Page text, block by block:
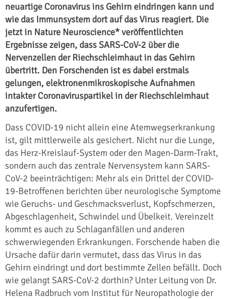
neuartige Coronavirus ins Gehirn eindringen kann und
wie das Immunsystem dort auf das Virus reagiert. Die
jetzt in Nature Neuroscience* veröffentlichten
Ergebnisse zeigen, dass SARS-CoV-2 über die
Nervenzellen der Riechschleimhaut in das Gehirn
übertritt. Den Forschenden ist es dabei erstmals
gelungen, elektronenmikroskopische Aufnahmen
intakter Coronaviruspartikel in der Riechschleimhaut
anzufertigen.
Dass COVID-19 nicht allein eine Atemwegserkrankung
ist, gilt mittlerweile als gesichert. Nicht nur die Lunge,
das Herz-Kreislauf-System oder den Magen-Darm-Trakt,
sondern auch das zentrale Nervensystem kann SARS-
CoV-2 beeinträchtigen: Mehr als ein Drittel der COVID-
19-Betroffenen berichten über neurologische Symptome
wie Geruchs- und Geschmacksverlust, Kopfschmerzen,
Abgeschlagenheit, Schwindel und Übelkeit. Vereinzelt
kommt es auch zu Schlaganfällen und anderen
schwerwiegenden Erkrankungen. Forschende haben die
Ursache dafür darin vermutet, dass das Virus in das
Gehirn eindringt und dort bestimmte Zellen befällt. Doch
wie gelangt SARS-CoV-2 dorthin? Unter Leitung von Dr.
Helena Radbruch vom Institut für Neuropathologie der